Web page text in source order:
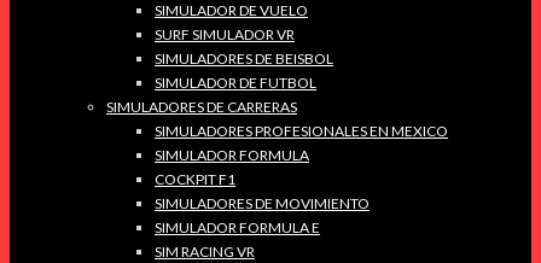
SIMULADOR DE VUELO
SURF SIMULADOR VR
SIMULADORES DE BEISBOL
SIMULADOR DE FUTBOL
SIMULADORES DE CARRERAS
SIMULADORES PROFESIONALES EN MEXICO
SIMULADOR FORMULA
COCKPIT F1
SIMULADORES DE MOVIMIENTO
SIMULADOR FORMULA E
SIM RACING VR